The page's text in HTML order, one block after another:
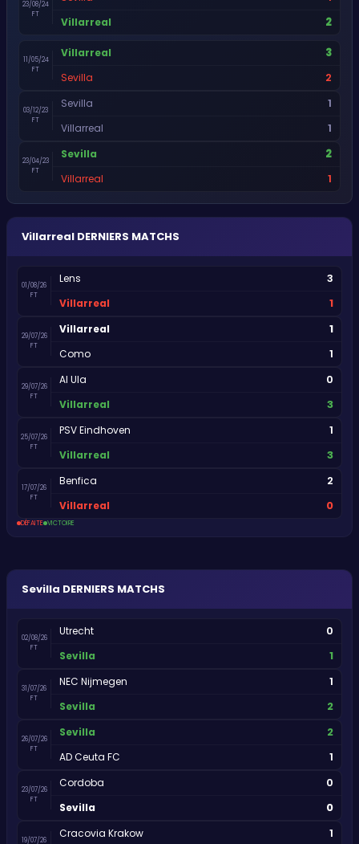
23/08/24
FT
Villarreal 2
11/05/24
FT
Villarreal 3
Sevilla 2
03/12/23
FT
Sevilla 1
Villarreal 1
23/04/23
FT
Sevilla 2
Villarreal 1
Villarreal DERNIERS MATCHS
01/08/26
FT
Lens 3
Villarreal 1
29/07/26
FT
Villarreal 1
Como 1
29/07/26
FT
Al Ula 0
Villarreal 3
25/07/26
FT
PSV Eindhoven 1
Villarreal 3
17/07/26
FT
Benfica 2
Villarreal 0
DÉFAITE VICTOIRE
Sevilla DERNIERS MATCHS
02/08/26
FT
Utrecht 0
Sevilla 1
31/07/26
FT
NEC Nijmegen 1
Sevilla 2
26/07/26
FT
Sevilla 2
AD Ceuta FC 1
23/07/26
FT
Cordoba 0
Sevilla 0
19/07/26
Cracovia Krakow 1